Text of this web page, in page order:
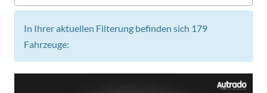
In Ihrer aktuellen Filterung befinden sich 179
Fahrzeuge: